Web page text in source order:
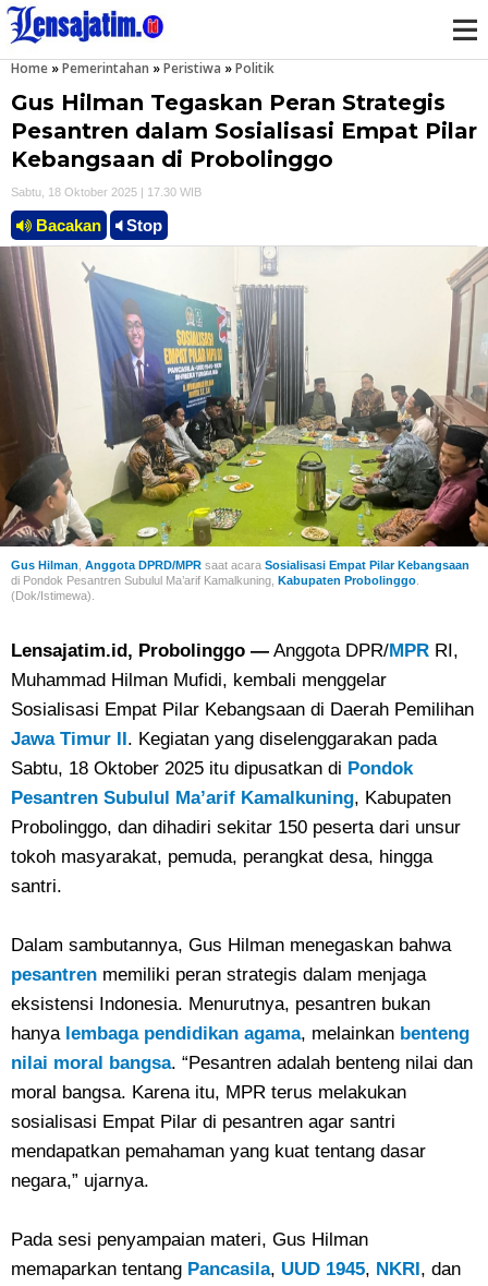
e
Home »Pemerintahan »Peristiwa »Politik
Gus Hilman Tegaskan Peran Strategis
Pesantren dalam Sosialisasi Empat Pilar
Kebangsaan di Probolinggo
Sabtu, 18 Oktober 2025 | 17.30 WIB
Bacakan Stop
Gus Hilman Anggota DPRD/MPR saat acara Sosialisasi Empat Pilar Kebangsaan
di Pondok Pesantren Subulul Ma’arif Kamalkuning, Kabupaten Probolinggo
(Dok/Istimewa).
Lensajatim.id, Probolinggo — Anggota DPR/MPR RI,
Muhammad Hilman Mufidi, kembali menggelar
Sosialisasi Empat Pilar Kebangsaan di Daerah Pemilihan
Jawa Timur II. Kegiatan yang diselenggarakan pada
Sabtu, 18 Oktober 2025 itu dipusatkan di Pondok
Pesantren Subulul Ma’arif Kamalkuning, Kabupaten
Probolinggo, dan dihadiri sekitar 150 peserta dari unsur
tokoh masyarakat, pemuda, perangkat desa, hingga
santri.
Dalam sambutannya, Gus Hilman menegaskan bahwa
pesantren memiliki peran strategis dalam menjaga
eksistensi Indonesia. Menurutnya, pesantren bukan
hanya lembaga pendidikan agama, melainkan benteng
nilai moral bangsa. “Pesantren adalah benteng nilai dan
moral bangsa. Karena itu, MPR terus melakukan
sosialisasi Empat Pilar di pesantren agar santri
mendapatkan pemahaman yang kuat tentang dasar
negara,” ujarnya.
Pada sesi penyampaian materi, Gus Hilman
memaparkan tentang Pancasila, UUD 1945, NKRI, dan